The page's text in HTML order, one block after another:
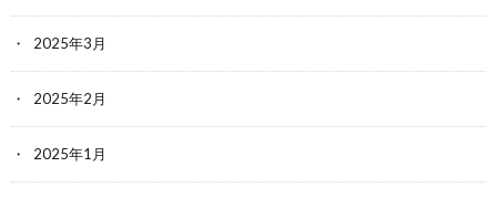
2025年3月
2025年2月
2025年1月